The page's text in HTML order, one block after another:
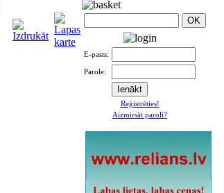
E-pasts:
Parole:
Reģistrēties!
Aizmirsāt paroli?